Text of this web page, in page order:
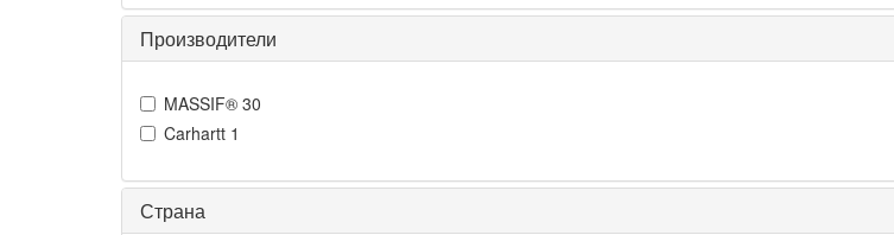
Производители
MASSIF® 30
Carhartt 1
Страна